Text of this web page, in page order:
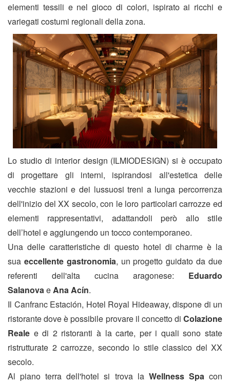
elementi tessili e nel gioco di colori, ispirato ai ricchi e
variegati costumi regionali della zona.
Lo studio di interior design (ILMIODESIGN) si è occupato
di progettare gli interni, ispirandosi all'estetica delle
vecchie stazioni e dei lussuosi treni a lunga percorrenza
dell'inizio del XX secolo, con le loro particolari carrozze ed
elementi rappresentativi, adattandoli però allo stile
dell’hotel e aggiungendo un tocco contemporaneo.
Una delle caratteristiche di questo hotel di charme è la
sua eccellente gastronomia, un progetto guidato da due
referenti dell'alta cucina aragonese:
Eduardo
SalanovaeAna Acín.
Il Canfranc Estación, Hotel Royal Hideaway, dispone di un
ristorante dove è possibile provare il concetto di Colazione
Reale e di 2 ristoranti à la carte, per i quali sono state
ristrutturate 2 carrozze, secondo lo stile classico del XX
secolo.
Al piano terra dell'hotel si trova la Wellness Spa con